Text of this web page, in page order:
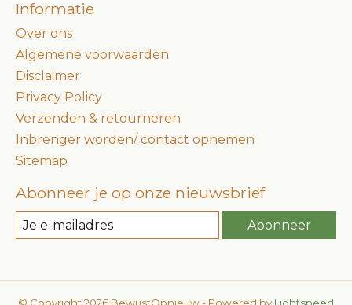
Informatie
Over ons
Algemene voorwaarden
Disclaimer
Privacy Policy
Verzenden & retourneren
Inbrenger worden/ contact opnemen
Sitemap
Abonneer je op onze nieuwsbrief
Abonneer
© Copyright 2026 BewustOpnieuw - Powered by Lightspeed